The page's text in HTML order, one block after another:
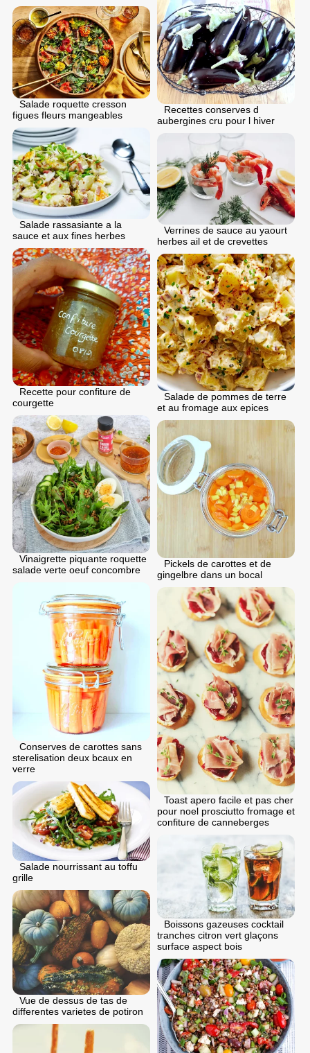
Recettes conserves d
aubergines cru pour l hiver
Salade roquette cresson
figues fleurs mangeables
Salade rassasiante a la
sauce et aux fines herbes
Verrines de sauce au yaourt
herbes ail et de crevettes
Recette pour confiture de
courgette
Salade de pommes de terre
et au fromage aux epices
Vinaigrette piquante roquette
salade verte oeuf concombre
Pickels de carottes et de
gingelbre dans un bocal
Conserves de carottes sans
sterelisation deux bcaux en
verre
Toast apero facile et pas cher
pour noel prosciutto fromage et
confiture de canneberges
Salade nourrissant au toffu
grille
Boissons gazeuses cocktail
tranches citron vert glaçons
surface aspect bois
Vue de dessus de tas de
differentes varietes de potiron